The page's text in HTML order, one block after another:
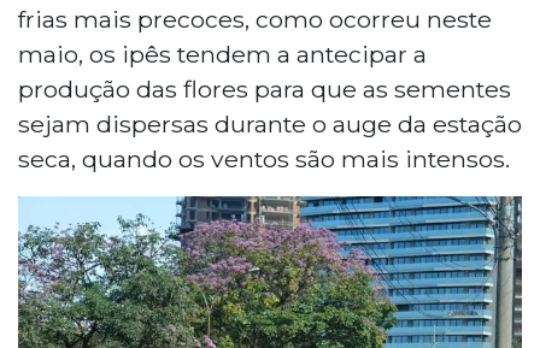
frias mais precoces, como ocorreu neste
maio, os ipês tendem a antecipar a
produção das flores para que as sementes
sejam dispersas durante o auge da estação
seca, quando os ventos são mais intensos.